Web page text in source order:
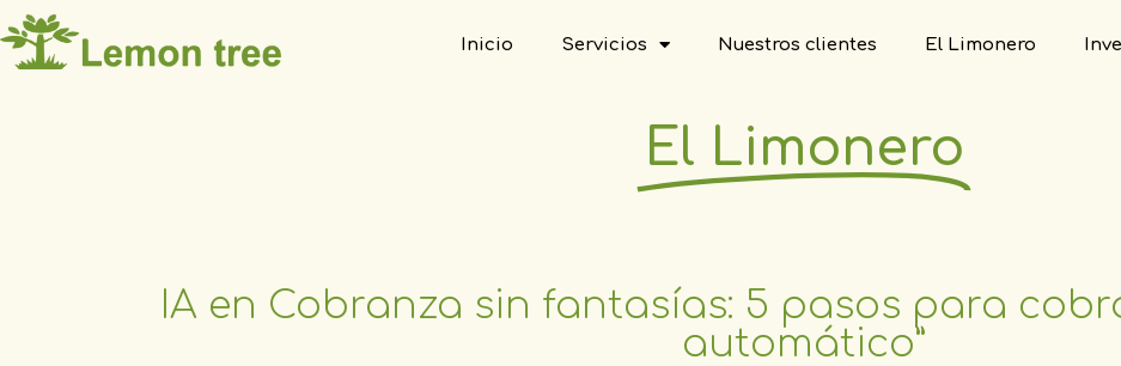
Inicio Servicios Nuestros clientes El Limonero
El Limonero
IA en Cobranza sin fantasías: 5 pasos para
automático”